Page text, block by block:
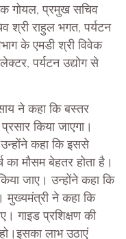
गोयल, प्रमुख सचिव
श्री राहुल भगत, पर्यटन
के एमडी श्री विवेक
पर्यटन उद्योग से
ने कहा कि बस्तर
किया जाएगा।
कहा कि इससे
का मौसम बेहतर होता है।
जाए। उन्होंने कहा कि
मुख्यमंत्री ने कहा कि
गाइड प्रशिक्षण की
लाभ उठाएं